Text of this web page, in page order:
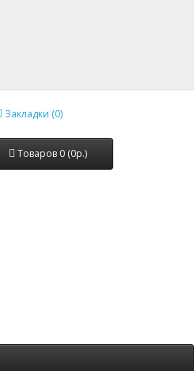
Закладки (0)
Товаров 0 (0р.)